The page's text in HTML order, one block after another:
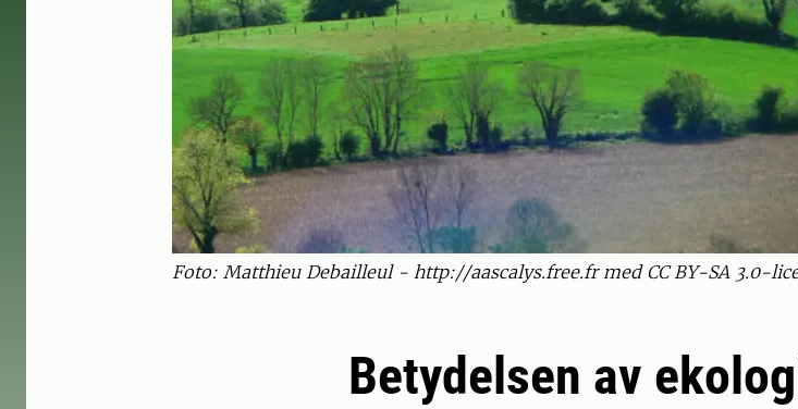
Foto: Matthieu Debailleul - http://aascalys.free.fr med CC BY-SA 3.0-
Betydelsen av